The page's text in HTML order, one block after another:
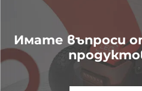
Имате въпроси